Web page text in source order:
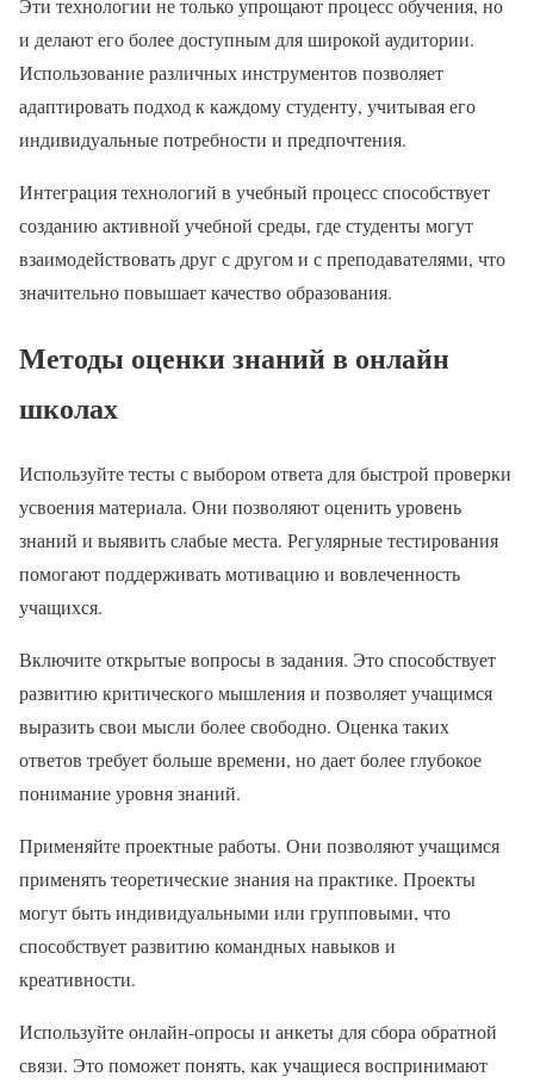
Эти технологии не только упрощают процесс обучения, но
и делают его более доступным для широкой аудитории.
Использование различных инструментов позволяет
адаптировать подход к каждому студенту, учитывая его
индивидуальные потребности и предпочтения.
Интеграция технологий в учебный процесс способствует
созданию активной учебной среды, где студенты могут
взаимодействовать друг с другом и с преподавателями, что
значительно повышает качество образования.
Методы оценки знаний в онлайн
школах
Используйте тесты с выбором ответа для быстрой проверки
усвоения материала. Они позволяют оценить уровень
знаний и выявить слабые места. Регулярные тестирования
помогают поддерживать мотивацию и вовлеченность
учащихся.
Включите открытые вопросы в задания. Это способствует
развитию критического мышления и позволяет учащимся
выразить свои мысли более свободно. Оценка таких
ответов требует больше времени, но дает более глубокое
понимание уровня знаний.
Применяйте проектные работы. Они позволяют учащимся
применять теоретические знания на практике. Проекты
могут быть индивидуальными или групповыми, что
способствует развитию командных навыков и
креативности.
Используйте онлайн-опросы и анкеты для сбора обратной
связи. Это поможет понять, как учащиеся воспринимают